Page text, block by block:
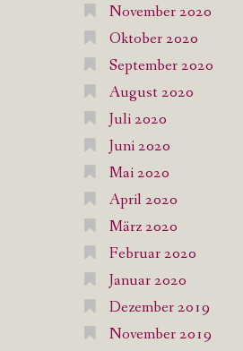
November 2020
Oktober 2020
September 2020
August 2020
Juli 2020
Juni 2020
Mai 2020
April 2020
März 2020
Februar 2020
Januar 2020
Dezember 2019
November 2019